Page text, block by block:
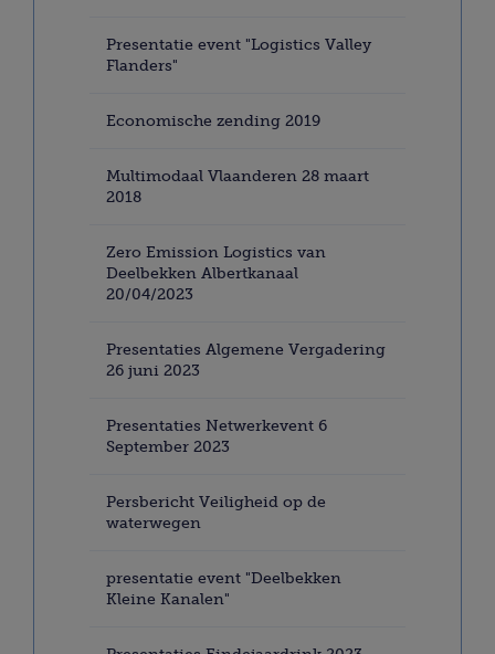
Presentatie event "Logistics Valley
Flanders"
Economische zending 2019
Multimodaal Vlaanderen 28 maart
2018
Zero Emission Logistics van
Deelbekken Albertkanaal
20/04/2023
Presentaties Algemene Vergadering
26 juni 2023
Presentaties Netwerkevent 6
September 2023
Persbericht Veiligheid op de
waterwegen
presentatie event "Deelbekken
Kleine Kanalen"